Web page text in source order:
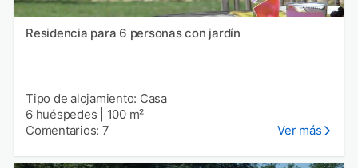
Residencia para 6 personas con jardín
Tipo de alojamiento: Casa
6 huéspedes
100 m²
Comentarios: 7
Ver más